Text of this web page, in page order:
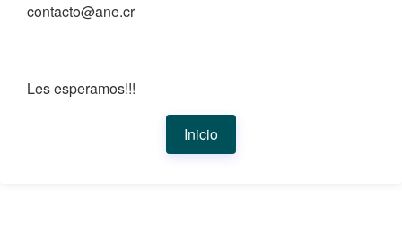
contacto@ane.cr
Les esperamos!!!
Inicio